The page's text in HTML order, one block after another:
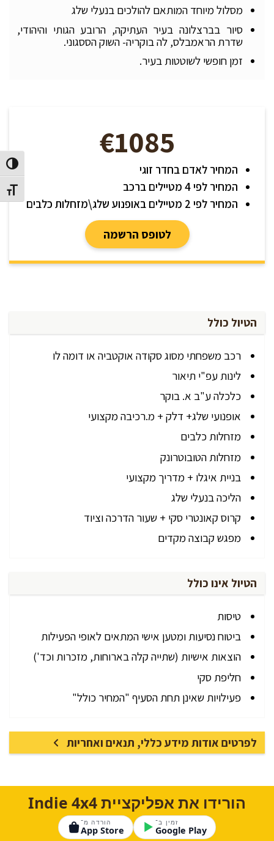
מתג
מסלול מיוחד המותאם להולכים בנעלי שלג
סיור בברצלונה בעיר העתיקה, הרובע הגותי והיהודי,
שדרת הראמבלס, לה בוקריה- השוק הססגוני.
זמן חופשי לשוטטות בעיר.
€1085
המחיר לאדם בחדר זוגי
המחיר לפי 4 מטיילים ברכב
המחיר לפי 2 מטיילים באופנוע שלג\מזחלות כלבים
לטופס הרשמה
הטיול כולל
רכב משפחתי מסוג סקודה אוקטביה או דומה לו
לינות עפ"י תיאור
כלכלה ע"ב א. בוקר
אופנועי שלג+ דלק + מ.רכיבה מקצועי
מזחלות כלבים
מזחלות הטובוטרונק
בניית איגלו + מדריך מקצועי
הליכה בנעלי שלג
קרוס קאונטרי סקי + שעור הדרכה וציוד
מפגש קבוצה מקדים
הטיול אינו כולל
טיסות
ביטוח נסיעות ומטען אישי המתאים לאופי הפעילות
הוצאות אישיות (שתייה קלה בארוחות, מזכרות וכד')
חליפת סקי
פעילויות שאינן תחת הסעיף "המחיר כולל"
לפרטים אודות מידע כללי, תנאים ואחריות
הורידו את אפליקציית Indie 4x4
זמין ב־
Google Play
הורדה מ־
App Store